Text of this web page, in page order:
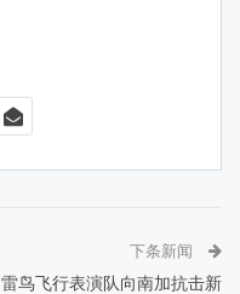
下条新闻
雷鸟飞行表演队向南加抗击新